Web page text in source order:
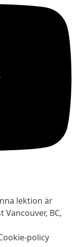
lektion är
BC,
policy